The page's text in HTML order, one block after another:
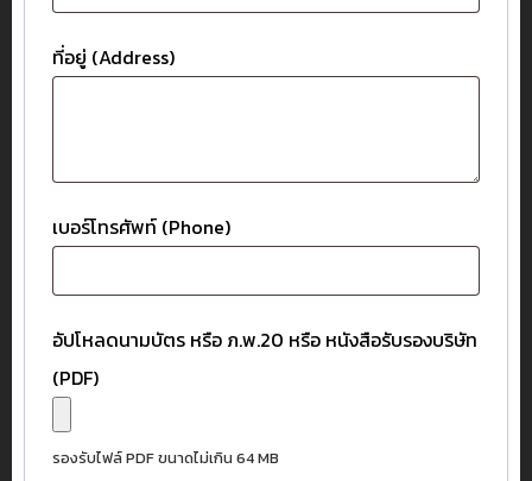
ที่อยู่ (Address)
เบอร์โทรศัพท์ (Phone)
อัปโหลดนามบัตร หรือ ภ.พ.20 หรือ หนังสือรับรองบริษัท
(PDF)
รองรับไฟล์ PDF ขนาดไม่เกิน 64 MB